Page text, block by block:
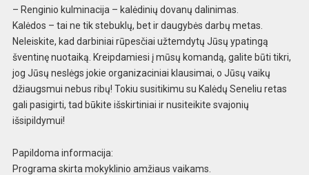
– Renginio kulminacija – kalėdinių dovanų dalinimas.
Kalėdos – tai ne tik stebuklų, bet ir daugybės darbų metas.
Neleiskite, kad darbiniai rūpesčiai užtemdytų Jūsų ypatingą
šventinę nuotaiką. Kreipdamiesi į mūsų komandą, galite būti tikri,
jog Jūsų neslėgs jokie organizaciniai klausimai, o Jūsų vaikų
džiaugsmui nebus ribų! Tokiu susitikimu su Kalėdų Seneliu retas
gali pasigirti, tad būkite išskirtiniai ir nusiteikite svajonių
išsipildymui!
Papildoma informacija:
Programa skirta mokyklinio amžiaus vaikams.